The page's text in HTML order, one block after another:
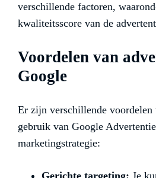
verschillende factoren,
kwaliteitsscore van de
Voordelen van
Google
Er zijn verschillende voordelen
gebruik van Google
marketingstrategie: